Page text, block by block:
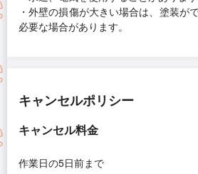
・外壁の損傷が大きい場合は、塗装が
必要な場合があります。
キャンセルポリシー
キャンセル料金
作業日の5日前まで